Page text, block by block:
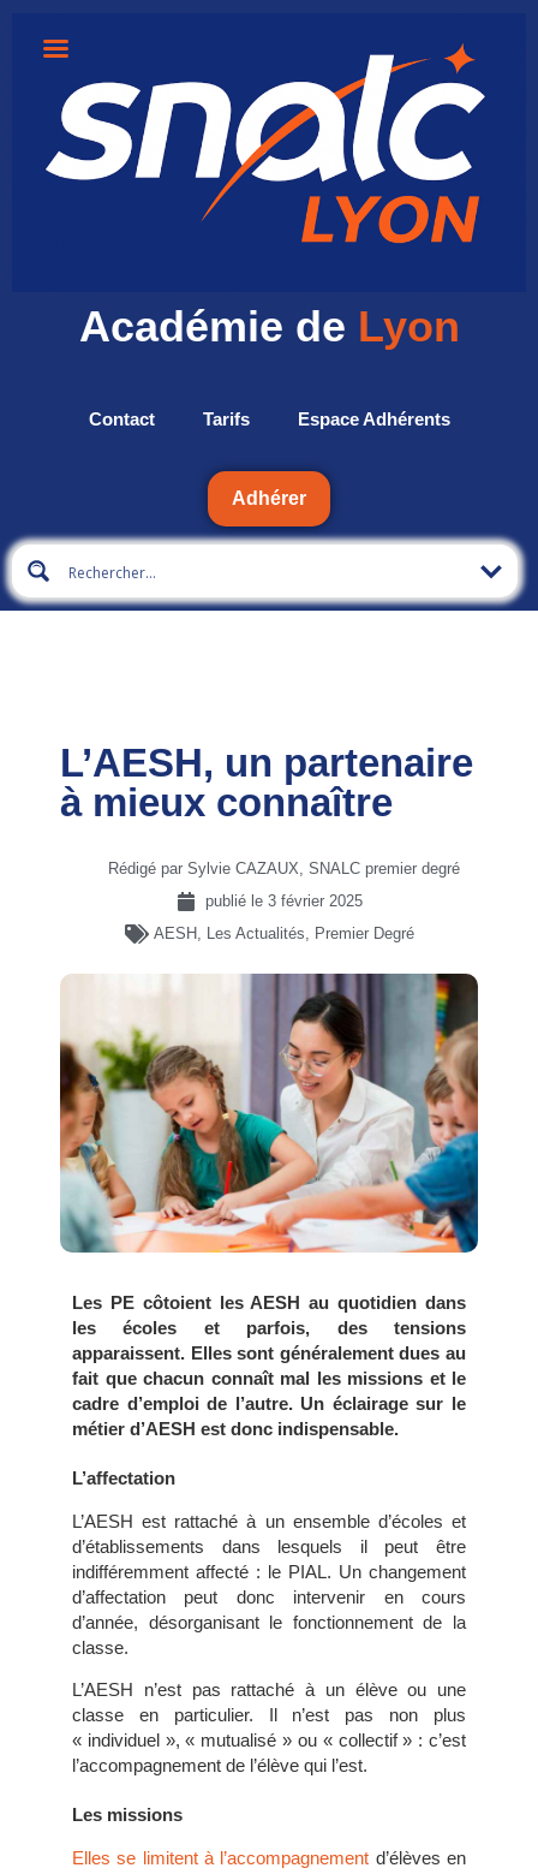
Académie de Lyon
Contact Tarifs Espace Adhérents
Adhérer
L’AESH, un partenaire
à mieux connaître
Rédigé par Sylvie CAZAUX, SNALC premier degré
publié le 3 février 2025
AESH , Les Actualités, Premier Degré
Les PE côtoient les AESH au quotidien dans
les écoles et parfois, des tensions
apparaissent. Elles sont généralement dues au
fait que chacun connaît mal les missions et le
cadre d’emploi de l’autre. Un éclairage sur le
métier d’AESH est donc indispensable.
L’affectation
L’AESH est rattaché à un ensemble d’écoles et
d’établissements dans lesquels il peut être
indifféremment affecté : le PIAL. Un changement
d’affectation peut donc intervenir en cours
d’année, désorganisant le fonctionnement de la
classe.
L’AESH n’est pas rattaché à un élève ou une
classe en particulier. Il n’est pas non plus
« individuel », « mutualisé » ou « collectif » : c’est
l’accompagnement de l’élève qui l’est.
Les missions
Elles se limitent à l’accompagnement d’élèves en